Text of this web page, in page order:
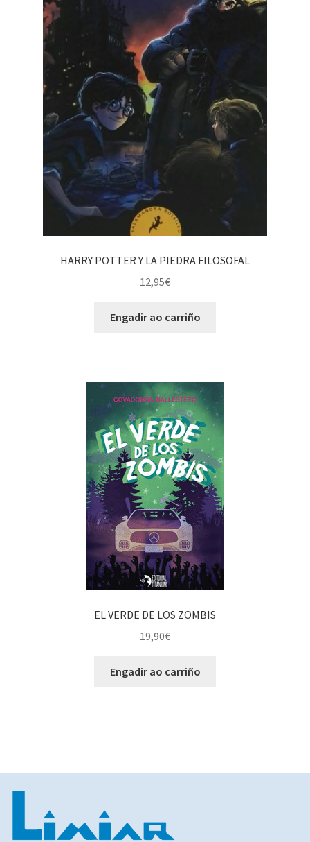
HARRY POTTER Y LA PIEDRA FILOSOFAL
12,95€
Engadir ao carriño
EL VERDE DE LOS ZOMBIS
19,90€
Engadir ao carriño